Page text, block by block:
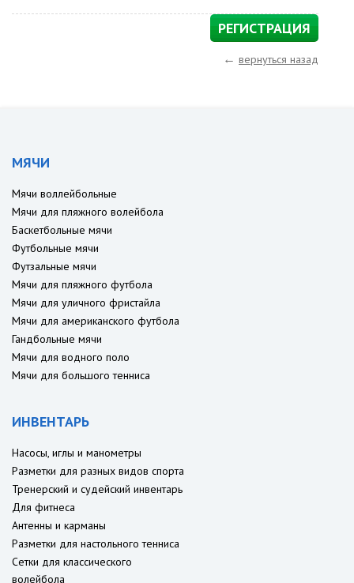
← вернуться назад
МЯЧИ
Мячи воллейбольные
Мячи для пляжного волейбола
Баскетбольные мячи
Футбольные мячи
Футзальные мячи
Мячи для пляжного футбола
Мячи для уличного фристайла
Мячи для американского футбола
Гандбольные мячи
Мячи для водного поло
Мячи для большого тенниса
ИНВЕНТАРЬ
Насосы, иглы и манометры
Разметки для разных видов спорта
Тренерский и судейский инвентарь
Для фитнеса
Антенны и карманы
Разметки для настольного тенниса
Сетки для классического
волейбола